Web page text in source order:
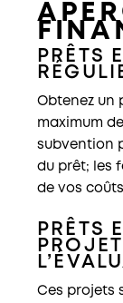
PRÊTS
Obtenez un
maximum de
subvention
du prêt; les
de vos
PRÊTS
Ces projets